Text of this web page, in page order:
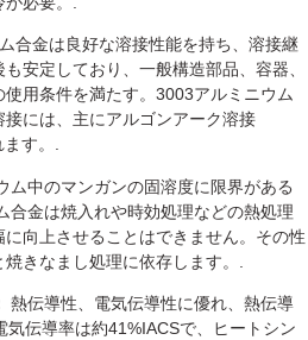
合金は良好な溶接性能を持ち、溶接継
安定しており、一般構造部品、容器、
用条件を満たす。3003アルミニウム
には、主にアルゴンアーク溶接
ます。.
ム中のマンガンの固溶度に限界がある
合金は焼入れや時効処理などの熱処理
向上させることはできません。その性
きなまし処理に依存します。.
熱伝導性、電気伝導性に優れ、熱伝導
伝導率は約41%IACSで、ヒートシン